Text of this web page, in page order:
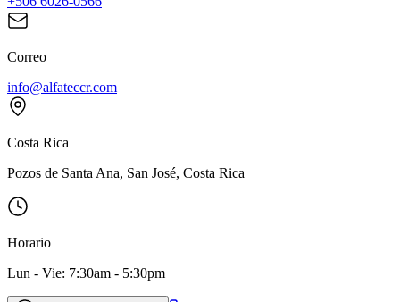
Correo
info@alfateccr.com
Costa Rica
Pozos de Santa Ana, San José, Costa Rica
Horario
Lun - Vie: 7:30am - 5:30pm